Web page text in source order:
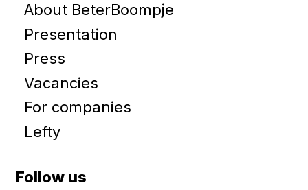
About BeterBoompje
Presentation
Press
Vacancies
For companies
Lefty
Follow us